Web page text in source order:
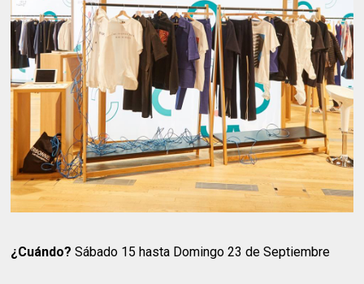
¿Cuándo?Sábado 15 hasta Domingo 23 de Septiembre